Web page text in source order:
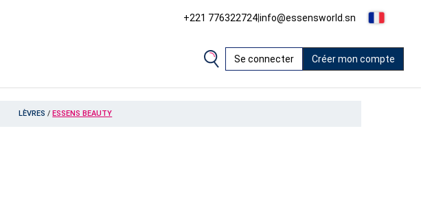
+221 776322724|info@essensworld.sn
Se connecter Créer mon compte
LÈVRES /ESSENS BEAUTY